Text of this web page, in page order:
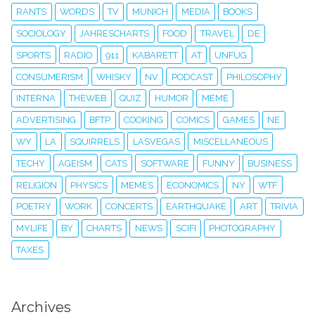
RANTS WORDS TV MUNICH MEDIA BOOKS
SOCIOLOGY JAHRESCHARTS FOOD TRAVEL DE
SPORTS RADIO 911 KABARETT AT UNFUG
CONSUMERISM WHISKY NV PODCAST PHILOSOPHY
INTERNA THEWEB QUIZ HUMOR MEME
ADVERTISING BFTP COOKING COMICS GAMES NE
WY LA SQUIRRELS LASVEGAS MISCELLANEOUS
TECHY AGEISM CATS SOFTWARE FUNNY BUSINESS
RELIGION PHYSICS MEMES ECONOMICS NY WTF
POETRY WORK CONCERTS EARTHQUAKE ART TRIVIA
MYLIFE BY CHARTS NEWS SCIFI PHOTOGRAPHY
TAXES
Archives